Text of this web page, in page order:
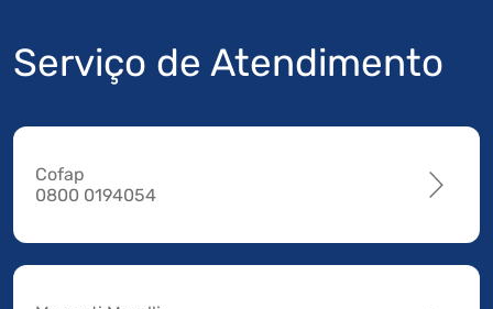
Serviço de Atendimento
Cofap
0800 0194054